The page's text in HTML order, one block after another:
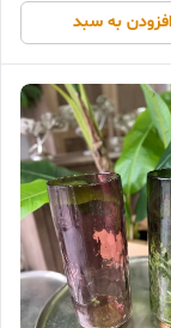
افزودن به سبد